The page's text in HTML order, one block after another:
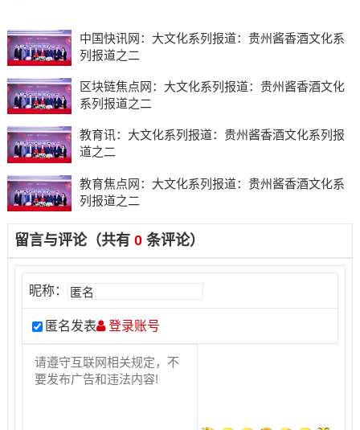
中国快讯网：大文化系列报道：贵州酱香酒文化系
列报道之二
区块链焦点网：大文化系列报道：贵州酱香酒文化
系列报道之二
教育讯：大文化系列报道：贵州酱香酒文化系列报
道之二
教育焦点网：大文化系列报道：贵州酱香酒文化系
列报道之二
留言与评论（共有 0条评论）
昵称：
匿名发表 登录账号